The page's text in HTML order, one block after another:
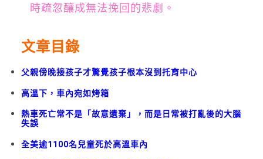
時疏忽釀成無法挽回的悲劇。
文章目錄
父親傍晚接孩子才驚覺孩子根本沒到托育中心
高溫下，車內宛如烤箱
熱車死亡常不是「故意遺棄」，而是日常被打亂後的大腦
失誤
全美逾1100名兒童死於高溫車內